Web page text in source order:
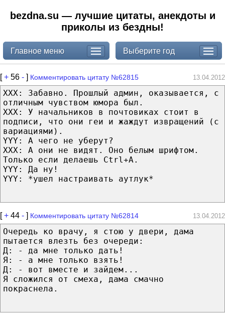
bezdna.su — лучшие цитаты, анекдоты и
приколы из бездны!
Главное меню Выберите год
[+ 56 - ] Комментировать цитату №62815 13.04.2012
XXX: Забавно. Прошлый админ, оказывается, с
отличным чувством юмора был.
ХХХ: У начальников в почтовиках стоит в
подписи, что они геи и жаждут извращений (с
вариациями).
YYY: А чего не уберут?
XXX: А они не видят. Оно белым шрифтом.
Только если делаешь Ctrl+A.
YYY: Да ну!
YYY: *ушел настраивать аутлук*
[+ 44 - ] Комментировать цитату №62814 13.04.2012
Очередь ко врачу, я стою у двери, дама
пытается влезть без очереди:
Д: - да мне только дать!
Я: - а мне только взять!
Д: - вот вместе и зайдем...
Я сложился от смеха, дама смачно
покраснела.